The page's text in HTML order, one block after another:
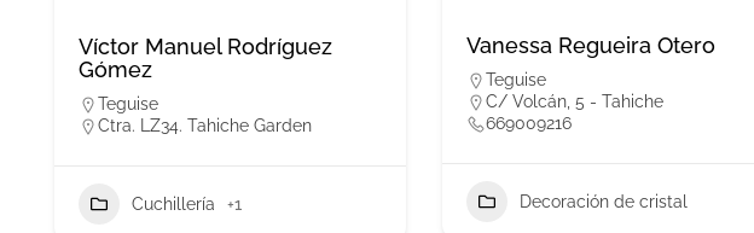
Víctor Manuel Rodríguez
Gómez
Teguise
Ctra. LZ34. Tahiche Garden
Cuchillería +1
Vanessa Regueira Otero
Teguise
C/ Volcán, 5 - Tahiche
669009216
Decoración de cristal